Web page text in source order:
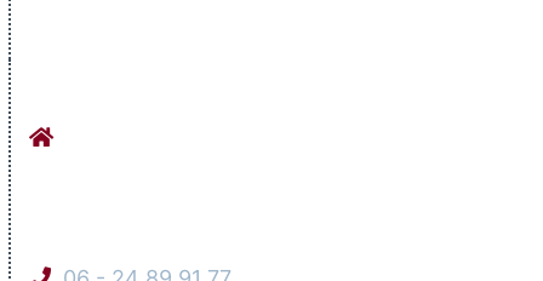
Stucadoorsbedrijf Orhan Werkhovenseweg